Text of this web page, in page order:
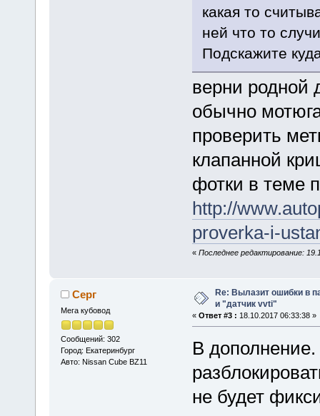
какая то
ней что то
Подскажите
верни родной
обычно
проверить
клапанной
фотки в теме
http://
proverka-i-
« Последнее редактирование:
Серг
Мега кубовод
Сообщений: 302
Город: Екатеринбург
Авто: Nissan Cube BZ11
Re: Вылазит ошибки в
и "датчик vvti"
« Ответ #3 : 18.10.2017 06:33:38 »
В
не будет